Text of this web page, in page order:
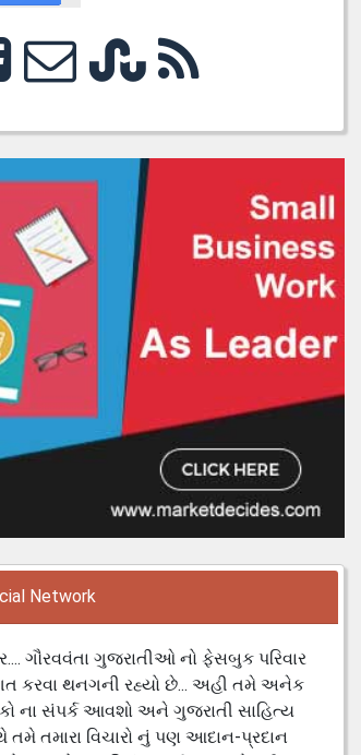
Network
ગૌરવવંતા ગુજરાતીઓ નો ફેસબુક પરિવાર
કરવા થનગની રહ્યો છે... અહી તમે અનેક
ના સંપર્ક આવશો અને ગુજરાતી સાહિત્ય
તમે તમારા વિચારો નું પણ આદાન-પ્રદાન